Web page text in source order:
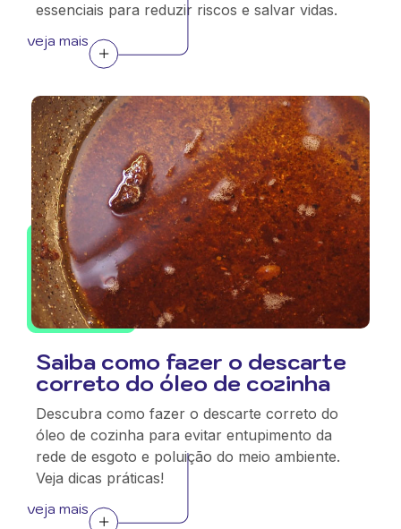
essenciais para reduzir riscos e salvar vidas.
veja mais
Saiba como fazer o descarte
correto do óleo de cozinha
Descubra como fazer o descarte correto do
óleo de cozinha para evitar entupimento da
rede de esgoto e poluição do meio ambiente.
Veja dicas práticas!
veja mais